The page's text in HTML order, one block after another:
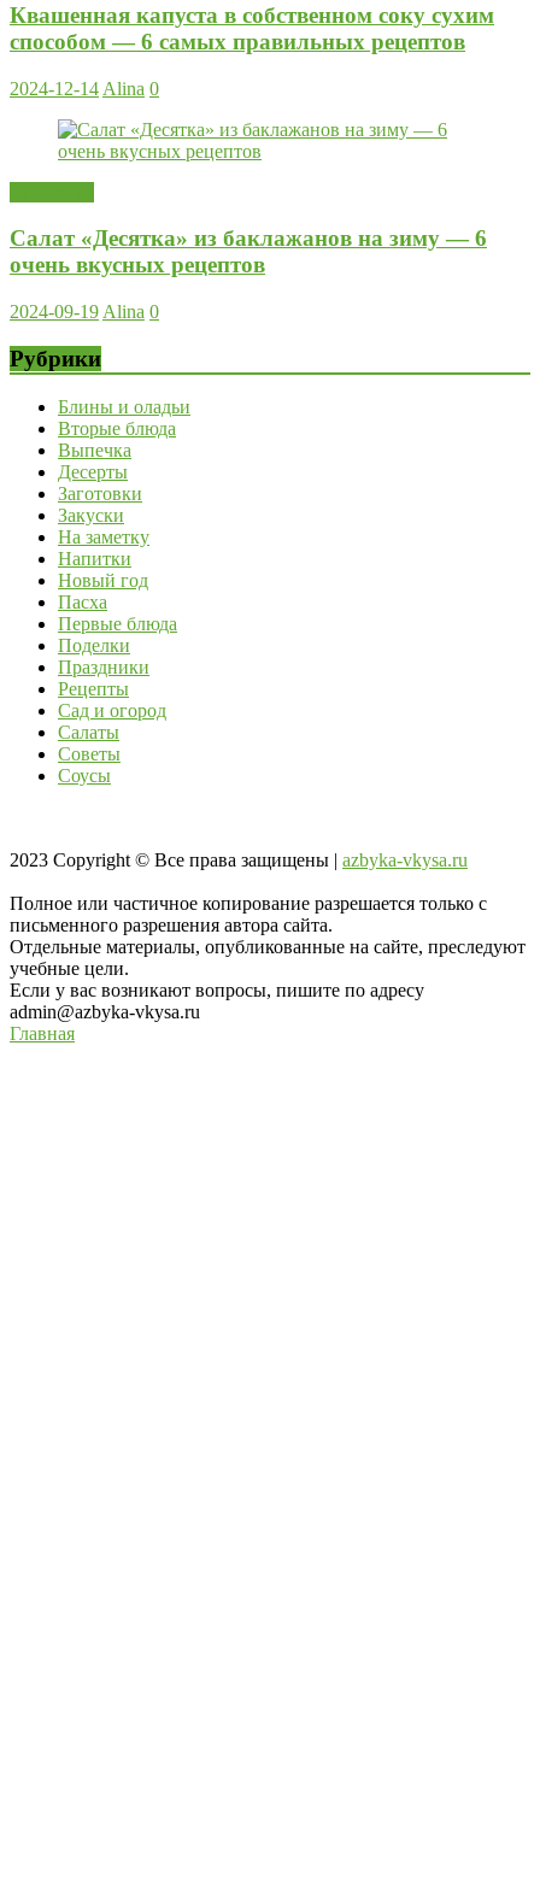
Квашенная капуста в собственном соку сухим
способом — 6 самых правильных рецептов
2024-12-14 Alina 0
Салат «Десятка» из баклажанов на зиму — 6
очень вкусных рецептов
2024-09-19 Alina 0
Рубрики
Блины и оладьи
Вторые блюда
Выпечка
Десерты
Заготовки
Закуски
На заметку
Напитки
Новый год
Пасха
Первые блюда
Поделки
Праздники
Рецепты
Сад и огород
Салаты
Советы
Соусы
2023 Copyright © Все права защищены | azbyka-vkysa.ru
Полное или частичное копирование разрешается только с
письменного разрешения автора сайта.
Отдельные материалы, опубликованные на сайте, преследуют
учебные цели.
Если у вас возникают вопросы, пишите по адресу
admin@azbyka-vkysa.ru
Главная